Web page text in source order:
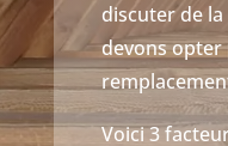
discuter de
devons opter
Voici 3